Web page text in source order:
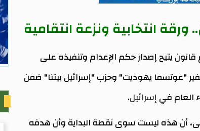
انتخابية ونزعة انتقامية
قانون يتيح إصدار حكم الإعدام وتنفيذه على
"عوتسما يهوديت" وحزب "إسرائيل بيتنا" ضمن
العام فيإسرائيل.
أن هذه ليست سوى نقطة البداية وأن هدفه